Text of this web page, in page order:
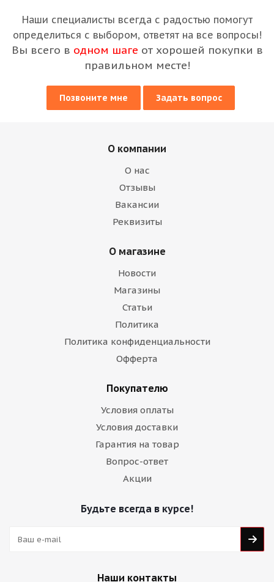
Наши специалисты всегда с радостью помогут
определиться с выбором, ответят на все вопросы!
Вы всего в одном шаге от хорошей покупки в
правильном месте!
Позвоните мне Задать вопрос
О компании
О нас
Отзывы
Вакансии
Реквизиты
О магазине
Новости
Магазины
Статьи
Политика
Политика конфиденциальности
Офферта
Покупателю
Условия оплаты
Условия доставки
Гарантия на товар
Вопрос-ответ
Акции
Будьте всегда в курсе!
Наши контакты